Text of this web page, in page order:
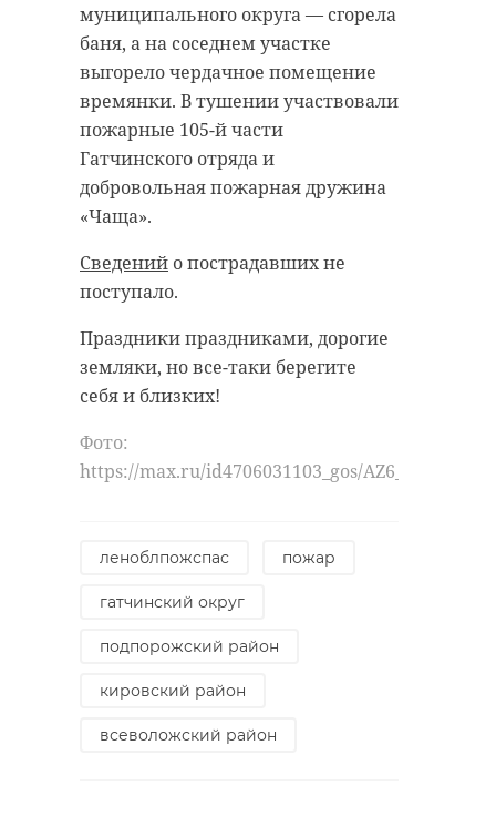
муниципального округа — сгорела
баня, а на соседнем участке
выгорело чердачное помещение
времянки. В тушении участвовали
пожарные 105-й части
Гатчинского отряда и
добровольная пожарная дружина
«Чаща».
Сведений о пострадавших не
поступало.
Праздники праздниками, дорогие
земляки, но все-таки берегите
себя и близких!
Фото:
https://max.ru/id4706031103_gos/AZ6_0s9sSiw
леноблпожспас пожар
гатчинский округ
подпорожский район
кировский район
всеволожский район
мошенники
всеволожский район
аккаунты
РЕКОМЕНДУЕМ
Пятерых мужчин
производство алк
Во
требуют
Губернатор пообщался с героем в
неформальной обстановке — уже
после награждения — и узнал, что
Георгий планирует связать свою
жизнь с работой в МЧС. Глава
региона высоко оценил поступок
молодого человека и выразил
готовность поддерживать его
стремления: «Потому что именно
такие ребята определяют будущее
рассказал Александр Дрозденко.
Фото:
александр дрозденко
спасение ребенка
Поделиться статьей: